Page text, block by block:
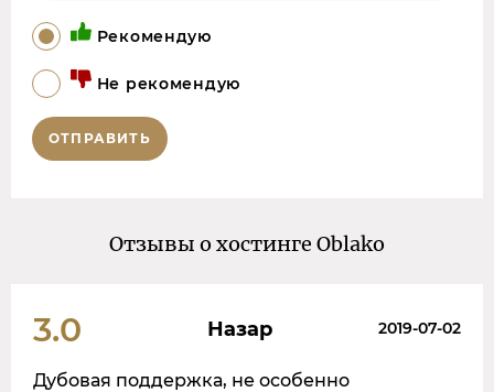
Рекомендую
Не рекомендую
ОТПРАВИТЬ
Отзывы о хостинге Oblako
3.0 Назар 2019-07-02
Дубовая поддержка, не особенно